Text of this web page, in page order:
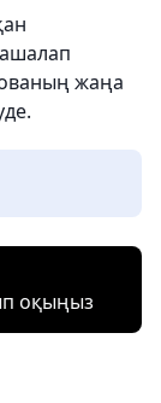
жаңа
оқыңыз